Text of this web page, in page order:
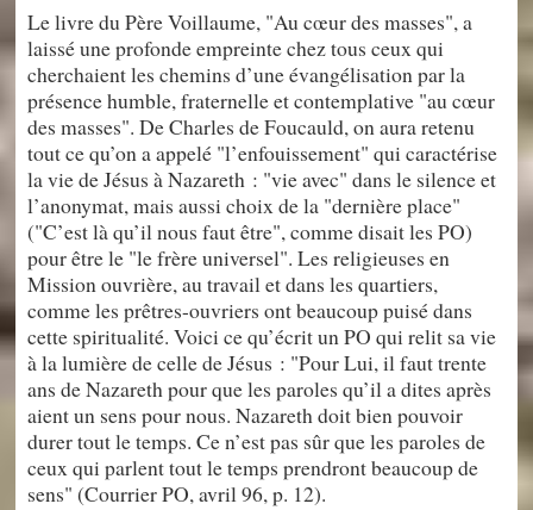
Le livre du Père Voillaume, "Au cœur des masses", a
laissé une profonde empreinte chez tous ceux qui
cherchaient les chemins d’une évangélisation par la
présence humble, fraternelle et contemplative "au cœur
des masses". De Charles de Foucauld, on aura retenu
tout ce qu’on a appelé "l’enfouissement" qui caractérise
la vie de Jésus à Nazareth : "vie avec" dans le silence et
l’anonymat, mais aussi choix de la "dernière place"
("C’est là qu’il nous faut être", comme disait les PO)
pour être le "le frère universel". Les religieuses en
Mission ouvrière, au travail et dans les quartiers,
comme les prêtres-ouvriers ont beaucoup puisé dans
cette spiritualité. Voici ce qu’écrit un PO qui relit sa vie
à la lumière de celle de Jésus : "Pour Lui, il faut trente
ans de Nazareth pour que les paroles qu’il a dites après
aient un sens pour nous. Nazareth doit bien pouvoir
durer tout le temps. Ce n’est pas sûr que les paroles de
ceux qui parlent tout le temps prendront beaucoup de
sens" (Courrier PO, avril 96, p. 12).